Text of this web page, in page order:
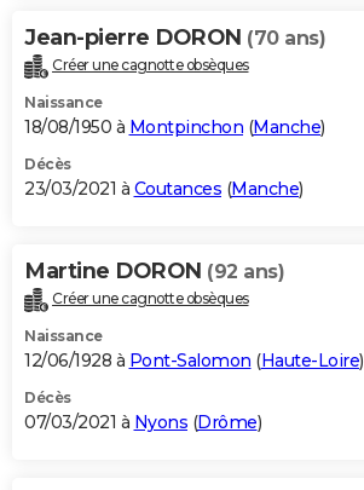
Jean-pierre DORON (70 ans)
Créer une cagnotte obsèques
Naissance
18/08/1950 à Montpinchon (Manche)
Décès
23/03/2021 à Coutances (Manche)
Martine DORON (92 ans)
Créer une cagnotte obsèques
Naissance
12/06/1928 à Pont-Salomon (Haute-Loire)
Décès
07/03/2021 à Nyons (Drôme)